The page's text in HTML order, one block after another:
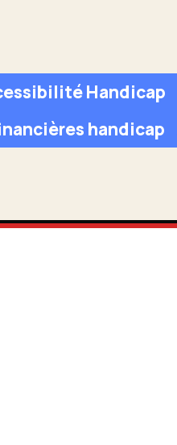
Handicap
handicap